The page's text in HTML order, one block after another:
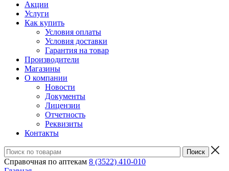
Акции
Услуги
Как купить
Условия оплаты
Условия доставки
Гарантия на товар
Производители
Магазины
О компании
Новости
Документы
Лицензии
Отчетность
Реквизиты
Контакты
Справочная по аптекам 8 (3522) 410-010